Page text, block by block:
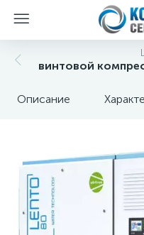
винтовой
Описание